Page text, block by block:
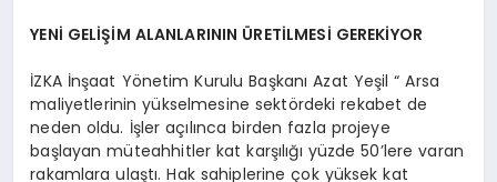
YENİ GELİŞİM ALANLARININ ÜRETİLMESİ GEREKİYOR
İZKA İnşaat Yönetim Kurulu Başkanı Azat Yeşil “ Arsa
maliyetlerinin yükselmesine sektördeki rekabet de
neden oldu. İşler açılınca birden fazla projeye
başlayan müteahhitler kat karşılığı yüzde 50’lere varan
rakamlara ulaştı. Hak sahiplerine çok yüksek kat